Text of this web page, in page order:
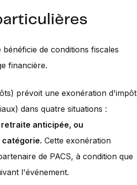
de conditions fiscales
financière.
prévoit une exonération d'impôt
dans quatre situations :
anticipée, ou
catégorie. Cette exonération
de PACS, à condition que
l'événement.